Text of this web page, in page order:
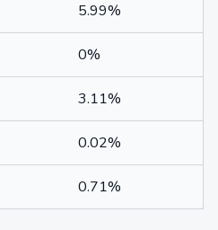
5.99%
0%
3.11%
0.02%
0.71%